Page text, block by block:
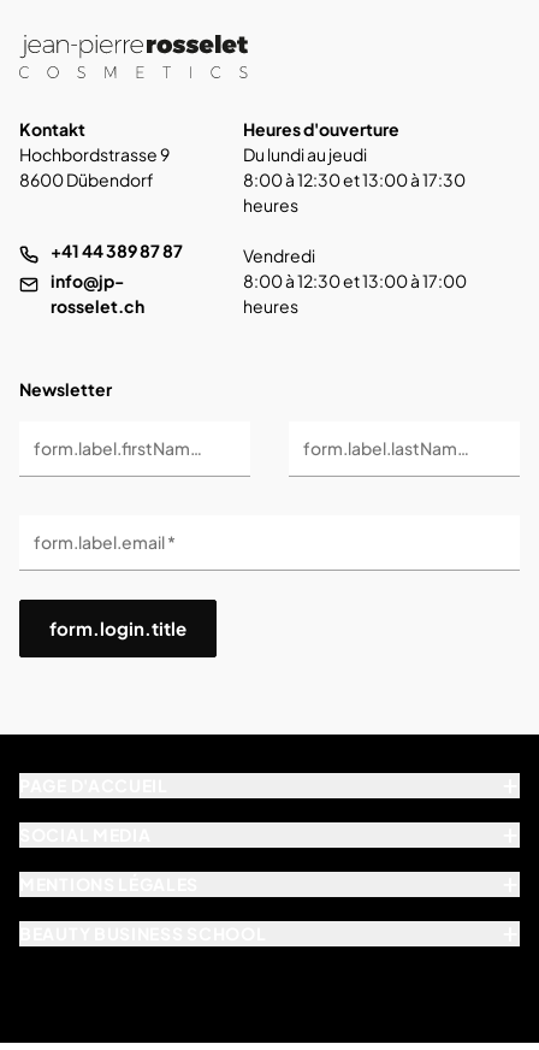
Kontakt
Hochbordstrasse 9
8600 Dübendorf
+41 44 389 87 87
info@jp-
rosselet.ch
Heures d'ouverture
Du lundi au jeudi
8:00 à 12:30 et 13:00 à 17:30
heures
Vendredi
8:00 à 12:30 et 13:00 à 17:00
heures
Newsletter
form.label.firstName * form.label.lastName *
form.label.email *
form.login.title